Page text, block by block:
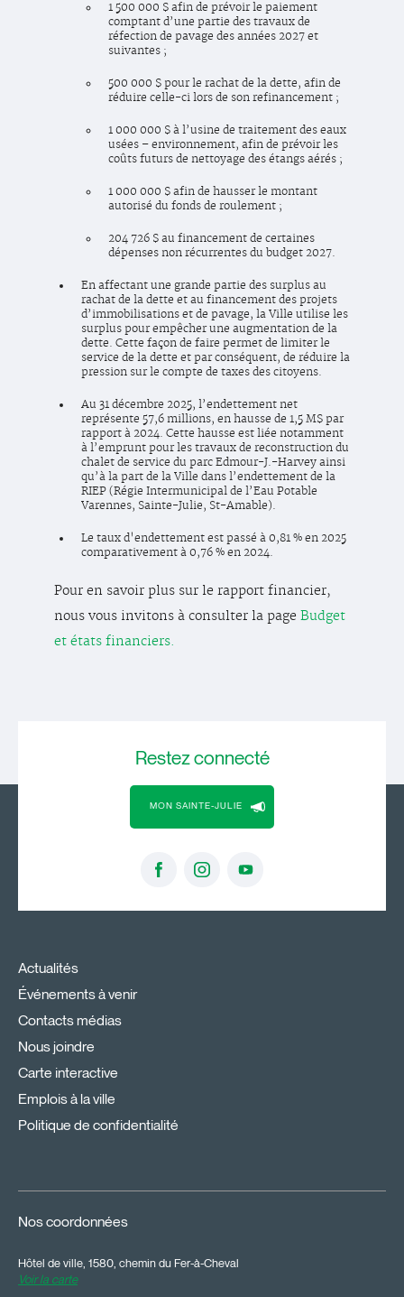
1 500 000 $ afin de prévoir le paiement
comptant d’une partie des travaux de
réfection de pavage des années 2027 et
suivantes ;
500 000 $ pour le rachat de la dette, afin de
réduire celle-ci lors de son refinancement ;
1 000 000 $ à l’usine de traitement des eaux
usées – environnement, afin de prévoir les
coûts futurs de nettoyage des étangs aérés ;
1 000 000 $ afin de hausser le montant
autorisé du fonds de roulement ;
204 726 $ au financement de certaines
dépenses non récurrentes du budget 2027.
En affectant une grande partie des surplus au
rachat de la dette et au financement des projets
d’immobilisations et de pavage, la Ville utilise les
surplus pour empêcher une augmentation de la
dette. Cette façon de faire permet de limiter le
service de la dette et par conséquent, de réduire la
pression sur le compte de taxes des citoyens.
Au 31 décembre 2025, l’endettement net
représente 57,6 millions, en hausse de 1,5 M$ par
rapport à 2024. Cette hausse est liée notamment
à l’emprunt pour les travaux de reconstruction du
chalet de service du parc Edmour-J.-Harvey ainsi
qu’à la part de la Ville dans l’endettement de la
RIEP (Régie Intermunicipal de l’Eau Potable
Varennes, Sainte-Julie, St-Amable).
Le taux d'endettement est passé à 0,81 % en 2025
comparativement à 0,76 % en 2024.
Pour en savoir plus sur le rapport financier,
nous vous invitons à consulter la page Budget
et états financiers.
Restezconnecté
MON SAINTE-JULIE
Actualités
Événements à venir
Contacts médias
Nous joindre
Carte interactive
Emplois à la ville
Politique de confidentialité
Nos coordonnées
Hôtel de ville, 1580, chemin du Fer-à-Cheval
Voir la carte